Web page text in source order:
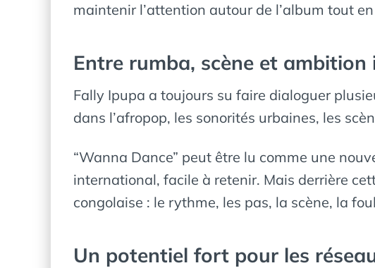
maintenir l’attention autour de l’album tout
Entre rumba, scène et
Fally Ipupa a toujours su faire dialoguer
dans l’afropop, les sonorités urbaines, les
“Wanna Dance” peut être lu comme une
international, facile à retenir. Mais derrière
congolaise : le rythme, les pas, la scène, la
Un potentiel fort pour les